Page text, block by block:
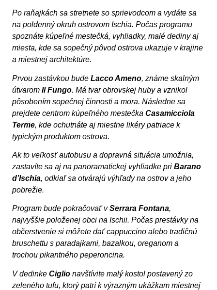
Po raňajkách sa stretnete so sprievodcom a vydáte sa
na poldenný okruh ostrovom Ischia. Počas programu
spoznáte kúpeľné mestečká, vyhliadky, malé dediny aj
miesta, kde sa sopečný pôvod ostrova ukazuje v krajine
a miestnej architektúre.
Prvou zastávkou bude Lacco Ameno, známe skalným
útvarom Il Fungo. Má tvar obrovskej huby a vznikol
pôsobením sopečnej činnosti a mora. Následne sa
prejdete centrom kúpeľného mestečka Casamicciola
Terme, kde ochutnáte aj miestne likéry patriace k
typickým produktom ostrova.
Ak to veľkosť autobusu a dopravná situácia umožnia,
zastavíte sa aj na panoramatickej vyhliadke pri Barano
d’Ischia, odkiaľ sa otvárajú výhľady na ostrov a jeho
pobrežie.
Program bude pokračovať vSerrara Fontana,
najvyššie položenej obci na Ischii. Počas prestávky na
občerstvenie si môžete dať cappuccino alebo tradičnú
bruschettu s paradajkami, bazalkou, oreganom a
trochou pikantného peperoncina.
V dedinke Ciglio navštívite malý kostol postavený zo
zeleného tufu, ktorý patrí k výrazným ukážkam miestnej